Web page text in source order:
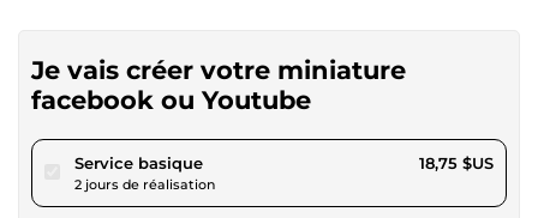
Je vais créer votre miniature
facebook ou Youtube
Service basiquepour 17,28 $US
2 jours de réalisation
18,75 $US